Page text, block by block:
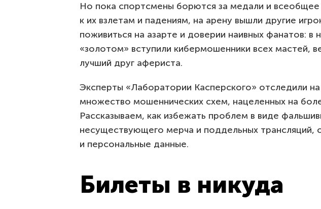
Но пока спортсмены борются за медали и всеобщее
к их взлетам и падениям, на арену вышли другие
поживиться на азарте и доверии наивных фанатов: в
«золотом» вступили кибермошенники всех мастей,
лучший друг афериста.
Эксперты «Лаборатории Касперского» отследили
множество мошеннических схем, нацеленных на
Рассказываем, как избежать проблем в виде
несуществующего мерча и поддельных трансляций,
и персональные данные.
Билеты в никуда